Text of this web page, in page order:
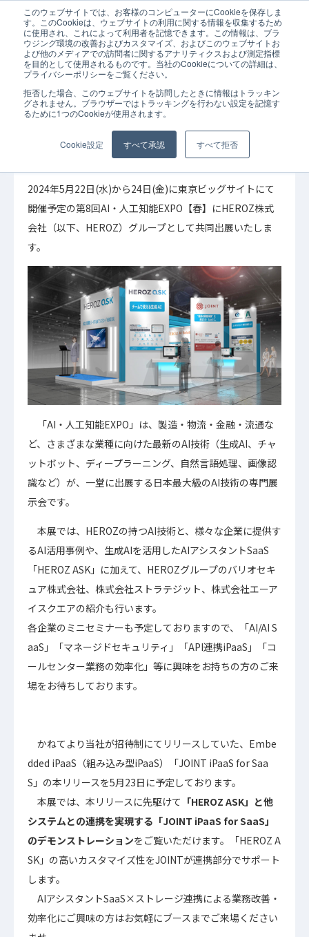
このウェブサイトでは、お客様のコンピューターにCookieを保存しま
す。このCookieは、ウェブサイトの利用に関する情報を収集するため
に使用され、これによって利用者を記憶できます。この情報は、ブラ
ウジング環境の改善およびカスタマイズ、およびこのウェブサイトお
よび他のメディアでの訪問者に関するアナリティクスおよび測定指標
を目的として使用されるものです。当社のCookieについての詳細は、
プライバシーポリシーをご覧ください。
拒否した場合、このウェブサイトを訪問したときに情報はトラッキン
グされません。ブラウザーではトラッキングを行わない設定を記憶す
るために1つのCookieが使用されます。
Cookie設定 すべて承認 すべて拒否
ホーム お知らせ 「第8回 AI・人工知能EXPO【春】」出展のお知らせ
2024年05月14日 お知らせ
「第8回 AI・人工知能EXPO【春】」出展のお知
2024年5月22日(水)から24日(金)に東京ビッグサイトにて
開催予定の第8回AI・人工知能EXPO【春】にHEROZ株式
会社（以下、HEROZ）グループとして共同出展いたしま
す。
「AI・人工知能EXPO」は、製造・物流・金融・流通な
ど、さまざまな業種に向けた最新のAI技術（生成AI、チャ
ットボット、ディープラーニング、自然言語処理、画像認
識など）が、一堂に出展する日本最大級のAI技術の専門展
示会です。
本展では、HEROZの持つAI技術と、様々な企業に提供す
るAI活用事例や、生成AIを活用したAIアシスタントSaaS
「HEROZ ASK」に加えて、HEROZグループのバリオセキ
ュア株式会社、株式会社ストラテジット、株式会社エーア
イスクエアの紹介も行います。
各企業のミニセミナーも予定しておりますので、「AI/AI S
aaS」「マネージドセキュリティ」「API連携iPaaS」「コ
ールセンター業務の効率化」等に興味をお持ちの方のご来
場をお待ちしております。
かねてより当社が招待制にてリリースしていた、Embe
dded iPaaS（組み込み型iPaaS）「JOINT iPaaS for Saa
S」の本リリースを5月23日に予定しております。
本展では、本リリースに先駆けて 「HEROZ ASK」と他
システムとの連携を実現する「JOINT iPaaS for SaaS」
のデモンストレーションをご覧いただけます。「HEROZ A
SK」の高いカスタマイズ性をJOINTが連携部分でサポート
します。
AIアシスタントSaaS×ストレージ連携による業務改善・
効率化にご興味の方はお気軽にブースまでご来場ください